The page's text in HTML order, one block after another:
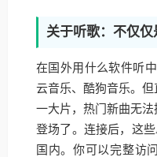
关于听歌：不仅
在国外用什么软件听
云音乐、酷狗音乐。
一大片，热门新曲无
登场了。连接后，这
国内。你可以完整访